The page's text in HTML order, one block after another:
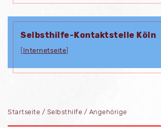
Selbsthilfe-Kontaktstelle Köln
Internetseite
Startseite / Selbsthilfe / Angehörige